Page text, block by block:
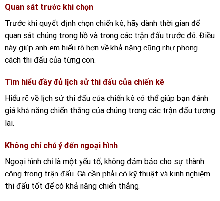
Quan sát trước khi chọn
Trước khi quyết định chọn chiến kê, hãy dành thời gian để
quan sát chúng trong hồ và trong các trận đấu trước đó. Điều
này giúp anh em hiểu rõ hơn về khả năng cũng như phong
cách thi đấu của từng con.
Tìm hiểu đầy đủ lịch sử thi đấu của chiến kê
Hiểu rõ về lịch sử thi đấu của chiến kê có thể giúp bạn đánh
giá khả năng chiến thắng của chúng trong các trận đấu tương
lai.
Không chỉ chú ý đến ngoại hình
Ngoại hình chỉ là một yếu tố, không đảm bảo cho sự thành
công trong trận đấu. Gà cần phải có kỹ thuật và kinh nghiệm
thi đấu tốt để có khả năng chiến thắng.